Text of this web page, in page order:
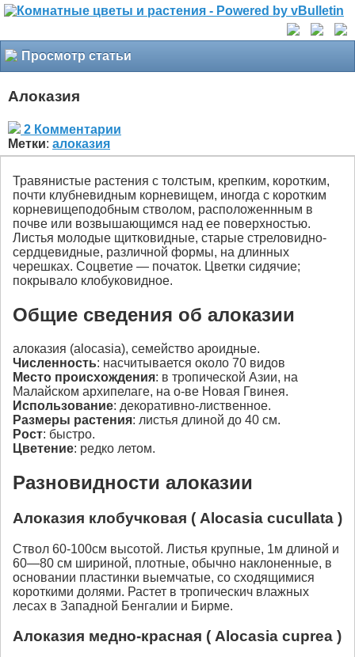
Просмотр статьи
Алоказия
2 Комментарии
Метки: алоказия
Травянистые растения с толстым, крепким, коротким,
почти клубневидным корневищем, иногда с коротким
корневищеподобным стволом, расположеннным в
почве или возвышающимся над ее поверхностью.
Листья молодые щитковидные, старые стреловидно-
сердцевидные, различной формы, на длинных
черешках. Соцветие — початок. Цветки сидячие;
покрывало клобуковидное.
Общие сведения об алоказии
алоказия (alocasia), семейство ароидные.
Численность: насчитывается около 70 видов
Место происхождения: в тропической Азии, на
Малайском архипелаге, на о-ве Новая Гвинея.
Использование: декоративно-лиственное.
Размеры растения: листья длиной до 40 см.
Рост: быстро.
Цветение: редко летом.
Разновидности алоказии
Алоказия клобучковая ( Alocasia cucullata )
Ствол 60-100см высотой. Листья крупные, 1м длиной и
60—80 см шириной, плотные, обычно наклоненные, в
основании пластинки выемчатые, со сходящимися
короткими долями. Растет в тропическич влажных
лесах в Западной Бенгалии и Бирме.
Алоказия медно-красная ( Аlocasia сuрrеа )